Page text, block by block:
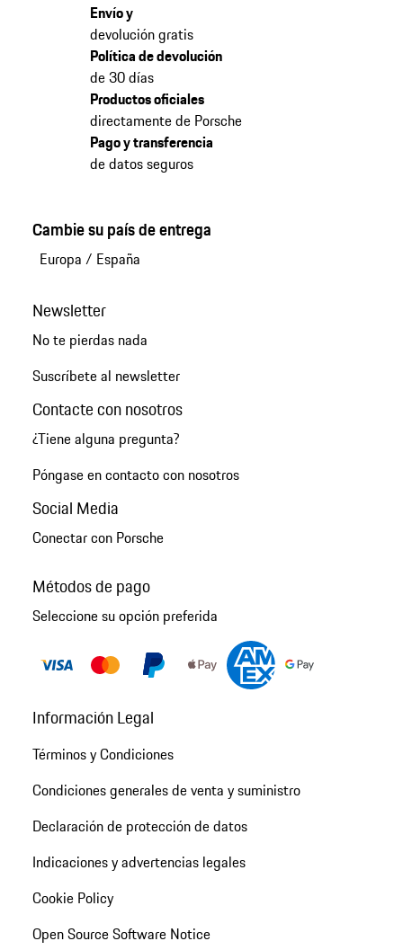
Envío y
devolución gratis
Política de devolución
de 30 días
Productos oficiales
directamente de Porsche
Pago y transferencia
de datos seguros
Cambie su país de entrega
Europa / España
Newsletter
No te pierdas nada
Suscríbete al newsletter
Contacte con nosotros
¿Tiene alguna pregunta?
Póngase en contacto con nosotros
Social Media
Conectar con Porsche
Métodos de pago
Seleccione su opción preferida
Información Legal
Términos y Condiciones
Condiciones generales de venta y suministro
Declaración de protección de datos
Indicaciones y advertencias legales
Cookie Policy
Open Source Software Notice